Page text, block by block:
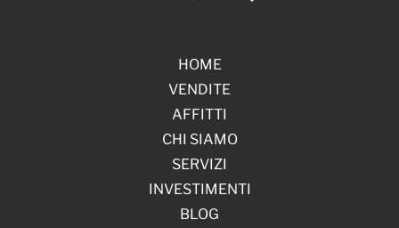
HOME
VENDITE
AFFITTI
CHI SIAMO
SERVIZI
INVESTIMENTI
BLOG